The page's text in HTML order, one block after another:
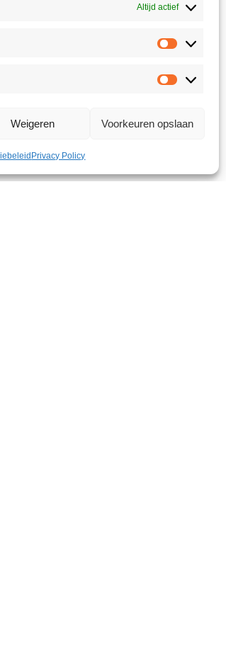
Altijd actief
Weigeren Voorkeuren opslaan
Privacy Policy